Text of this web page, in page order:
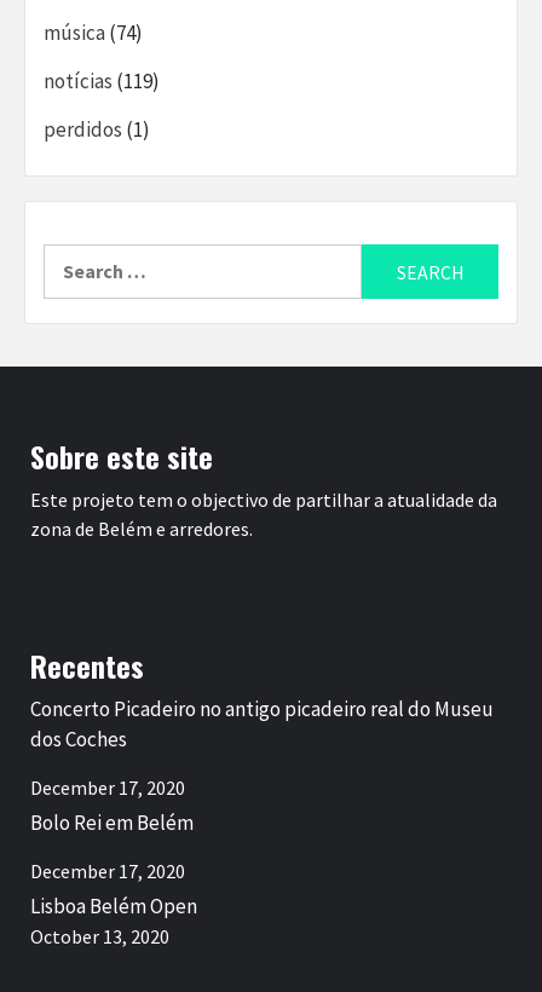
música(74)
notícias (119)
perdidos (1)
Sobre este site
Este projeto tem o objectivo de partilhar a atualidade da
zona de Belém e arredores.
Recentes
Concerto Picadeiro no antigo picadeiro real do Museu
dos Coches
December 17, 2020
Bolo Rei em Belém
December 17, 2020
Lisboa Belém Open
October 13, 2020